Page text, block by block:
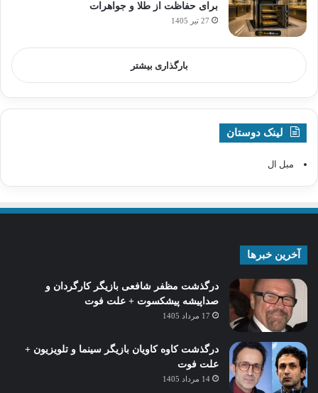
برای حفاظت از طلا و جواهرات
27 تیر 1405
بارگذاری بیشتر
لینک دوستان
مبل ال
آخرین خبرها
درگذشت مظفر شافعی بازیگر کارگردان و
صداپیشه پیشکسوت + علت فوت
17 مرداد 1405
درگذشت کاوه کاویان بازیگر سینما و تلویزیون +
علت فوت
14 مرداد 1405